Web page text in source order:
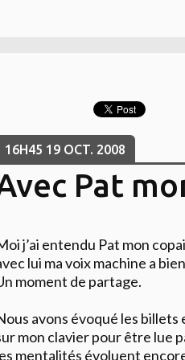
16H45 19 OCT. 2008
Pat
j’ai entendu Pat mon
lui ma voix machine a
moment de partage.
avons évoqué les
mon clavier pour être lue
mentalités évoluent